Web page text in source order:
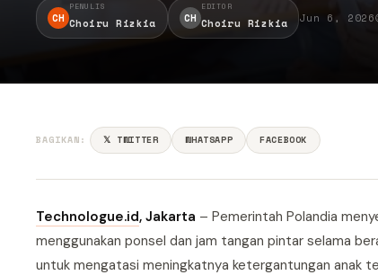
CH
PENULIS
Choiru Rizkia CH
EDITOR
Choiru Rizkia Jun 6, 2026
BAGIKAN: 𝕏 TWITTER WHATSAPP FACEBOOK
Technologue.id, Jakarta – Pemerintah Polandia
menggunakan ponsel dan jam tangan pintar selama
untuk mengatasi meningkatnya ketergantungan anak